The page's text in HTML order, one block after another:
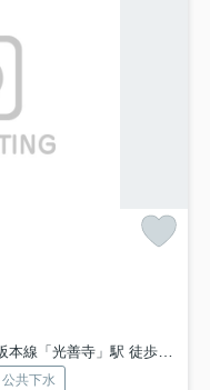
本線「光善寺」駅 徒歩38分
公共下水